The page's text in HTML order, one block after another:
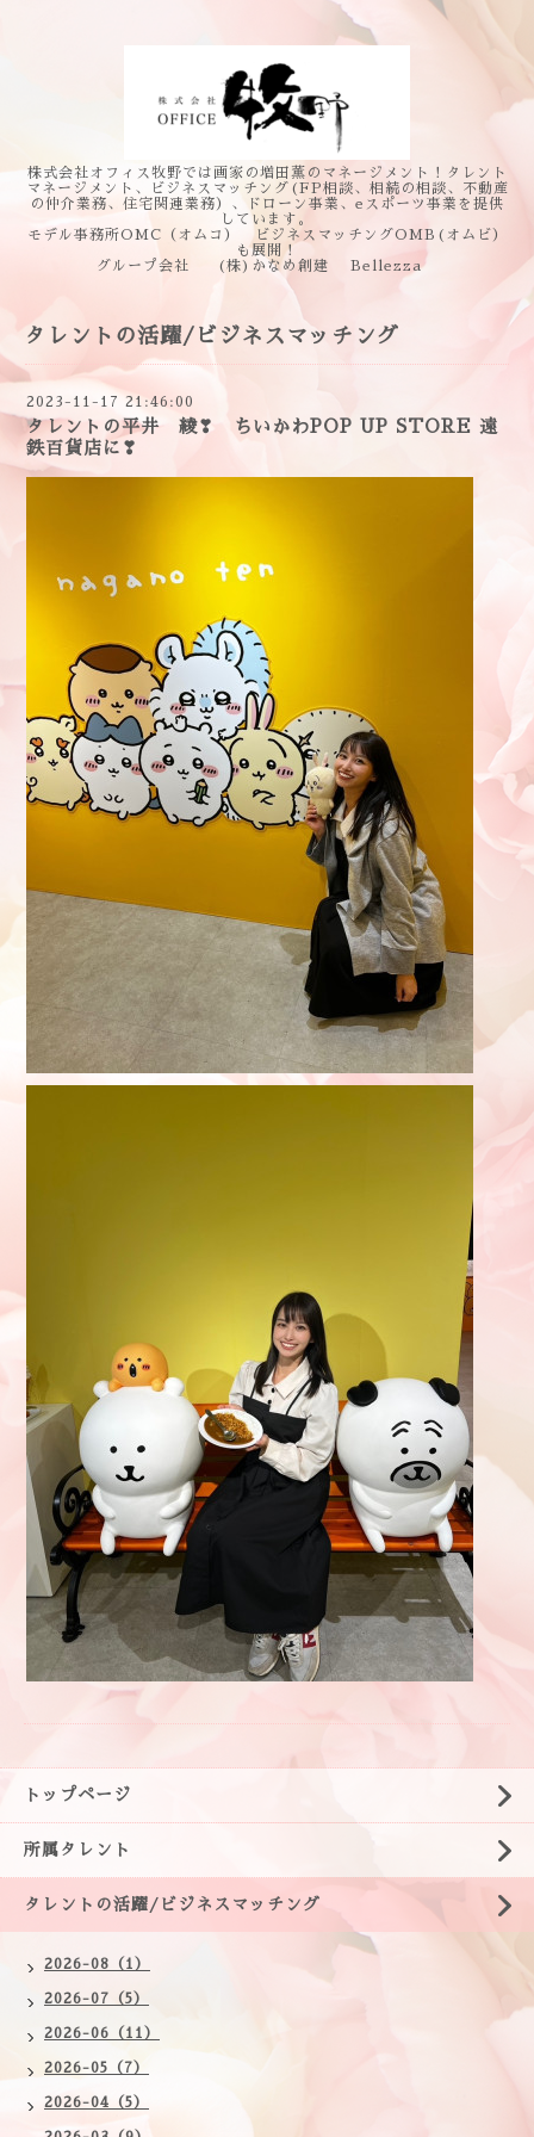
株式会社オフィス牧野では画家の増田薫のマネージメント！タレント
マネージメント、ビジネスマッチング(FP相談、相続の相談、不動産
の仲介業務、住宅関連業務）、ドローン事業、eスポーツ事業を提供
しています。
モデル事務所OMC（オムコ） ビジネスマッチングOMB(オムビ）
も展開！
グループ会社 (株)かなめ創建 Bellezza
タレントの活躍/ビジネスマッチング
2023-11-17 21:46:00
タレントの平井 綾❣ ちいかわPOP UP STORE 遠
鉄百貨店に❣
トップページ
所属タレント
タレントの活躍/ビジネスマッチング
2026-08（1）
2026-07（5）
2026-06（11）
2026-05（7）
2026-04（5）